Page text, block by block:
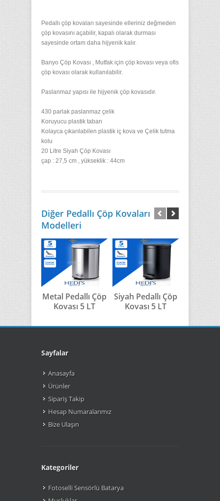
Pedallı çöp kovaları sayesinde elleriniz değmeden
çöp kovasını açabilir, kapalı olarak durması
sayesinde ortam daha hijyenik kalır.
Banyo Çöp Kovası , Mutfak için çöp kovası veya ofis
çöp kovası olarak kullanılabilir.
Paslanmaz yapısı ile hijyenik çöp kovasıdır.
430 parlak paslanmaz çelik
Koruyucu plastik taban
Kolayca çıkarılabilen plastik iç kova ve Çelik tutma
kolu
20 Litre Siyah Çöp Kovası
çap : 27,5 cm , yükseklik : 44cm
Diğer Pedallı Çöp Kovaları
Modelleri
Metal Pedallı Çöp
Kovası 5 LT
Siyah Pedallı Çöp
Kovası 5 LT
Beyaz
Sayfalar
Anasayfa
Ürünler
Sipariş Takip
Hesap Numaralarımız
Bize Ulaşın
Kategoriler
Fotoselli Sensörlü Batarya